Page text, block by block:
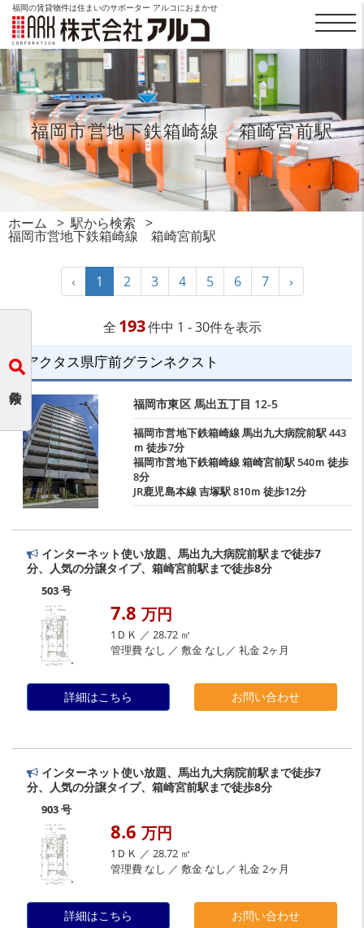
福岡の賃貸物件は住まいのサポーター アルコにおまかせ
福岡市営地下鉄箱崎線 箱崎宮前駅
ホーム 駅から検索
福岡市営地下鉄箱崎線 箱崎宮前駅
‹ 1 2 3 4 5 6 7 ›
全 193件中 1 - 30件を表示
アクタス県庁前グランネクスト
福岡市東区 馬出五丁目 12-5
福岡市営地下鉄箱崎線馬出九大病院前駅443
ｍ 徒歩7分
福岡市営地下鉄箱崎線箱崎宮前駅540ｍ 徒歩
8分
JR鹿児島本線吉塚駅810ｍ 徒歩12分
インターネット使い放題、馬出九大病院前駅まで徒歩7
分、人気の分譲タイプ、箱崎宮前駅まで徒歩8分
503 号
7.8 万円
1ＤＫ ／ 28.72 ㎡
管理費 なし ／ 敷金 なし／ 礼金 2ヶ月
詳細はこちら お問い合わせ
インターネット使い放題、馬出九大病院前駅まで徒歩7
分、人気の分譲タイプ、箱崎宮前駅まで徒歩8分
903 号
8.6 万円
1ＤＫ ／ 28.72 ㎡
管理費 なし ／ 敷金 なし／ 礼金 2ヶ月
詳細はこちら お問い合わせ